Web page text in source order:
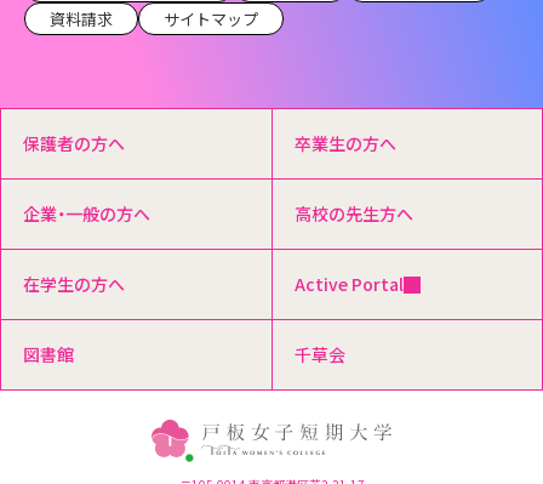
資料請求
サイトマップ
保護者の方へ 卒業生の方へ
企業・一般の方へ 高校の先生方へ
在学生の方へ Active Portal
図書館 千草会